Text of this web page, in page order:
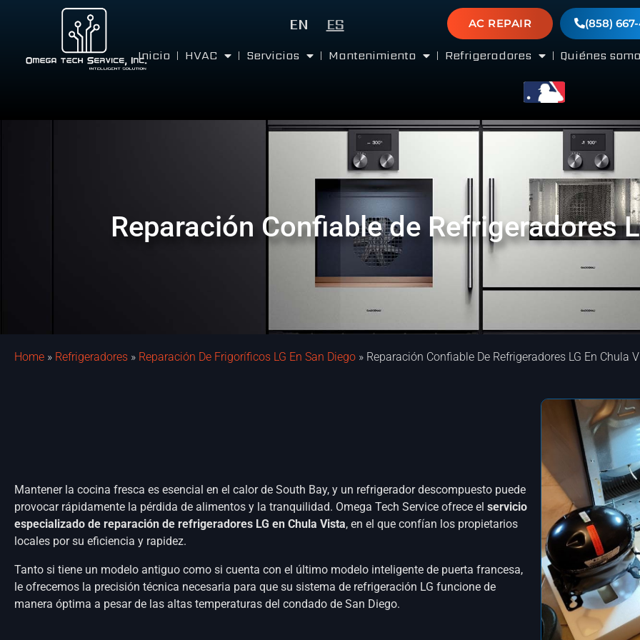
EN ES AC REPAIR (858)
Inicio HVAC Servicios Mantenimiento Refrigeradores Quiénes
Reparación Confiable de Refrigeradores
Home » Refrigeradores » Reparación De Frigoríficos LG En San Diego » Reparación Confiable De Refrigeradores LG En Chula
Mantener la cocina fresca es esencial en el calor de South Bay, y un refrigerador descompuesto puede
provocar rápidamente la pérdida de alimentos y la tranquilidad. Omega Tech Service ofrece el servicio
especializado de reparación de refrigeradores LG en Chula Vista, en el que confían los propietarios
locales por su eficiencia y rapidez.
Tanto si tiene un modelo antiguo como si cuenta con el último modelo inteligente de puerta francesa,
le ofrecemos la precisión técnica necesaria para que su sistema de refrigeración LG funcione de
manera óptima a pesar de las altas temperaturas del condado de San Diego.